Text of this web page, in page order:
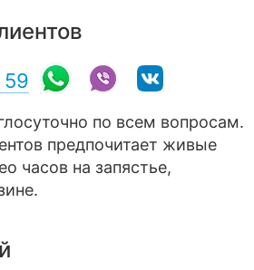
по всем вопросам.
предпочитает живые
часов на запястье,